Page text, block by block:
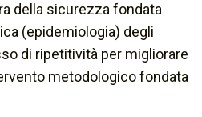
della sicurezza fondata
(epidemiologia) degli
di ripetitività per migliorare
metodologico fondata